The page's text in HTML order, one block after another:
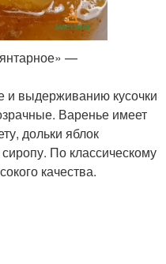
—
и выдерживанию кусочки
Варенье имеет
дольки яблок
По классическому
качества.